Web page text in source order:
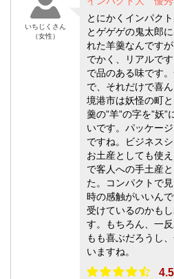
いちじくさん
（女性）
とにかくインパク
とゲゲゲの鬼太郎
れた羊羹なんです
でかく、リアルで
で品のある味です
で、それだけで喜
境港市は妖怪の町
羹の”羊”の字を”妖
いです。パッケー
ですね。ビジネス
お土産としても使
で客人への手土産
た。コンパクトで
時の感触がいいん
受けているのかも
す。もちろん、一
もも喜ぶだろうし
いますね。
4.5